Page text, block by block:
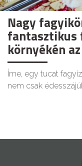
Nagy
fantasztikus
környékén
Íme, egy tucat
nem csak